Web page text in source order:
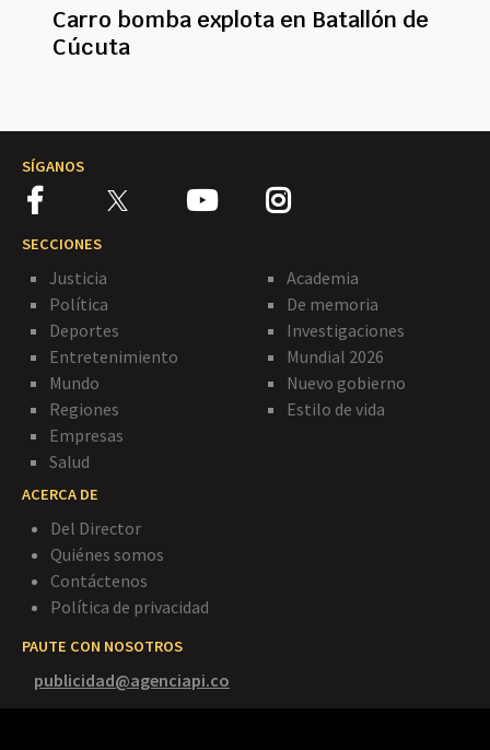
Carro bomba explota en Batallón de
Cúcuta
SÍGANOS
SECCIONES
Justicia
Política
Deportes
Entretenimiento
Mundo
Regiones
Empresas
Salud
Academia
De memoria
Investigaciones
Mundial 2026
Nuevo gobierno
Estilo de vida
ACERCA DE
Del Director
Quiénes somos
Contáctenos
Política de privacidad
PAUTE CON NOSOTROS
publicidad@agenciapi.co